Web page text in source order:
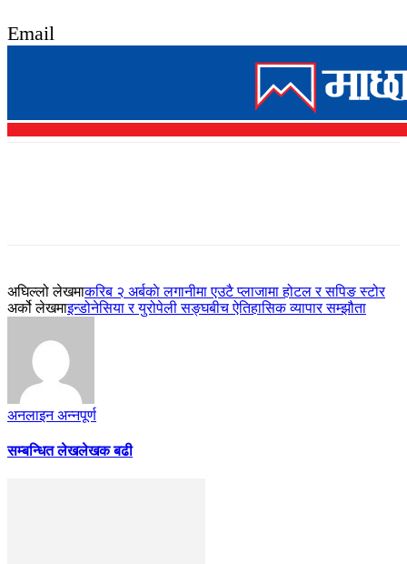
Email
अघिल्लो लेखमाकरिब २ अर्बकाे लगानीमा एउटै प्लाजामा होटल र सपिङ स्टोर
अर्को लेखमाइन्डोनेसिया र युरोपेली सङ्घबीच ऐतिहासिक व्यापार सम्झौता
अनलाइन अन्नपूर्ण
सम्बन्धित लेखलेखक बढी